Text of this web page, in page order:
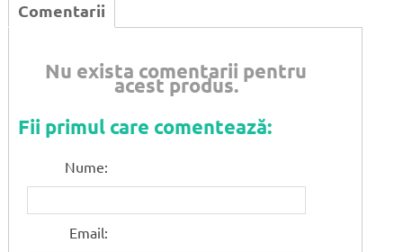
Comentarii
Nu exista comentarii pentru
acest produs.
Fii primul care comentează:
Nume:
Email: